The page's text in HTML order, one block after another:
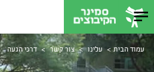
עמוד הבית > עלינו > צור קשר > דרכי הגעה